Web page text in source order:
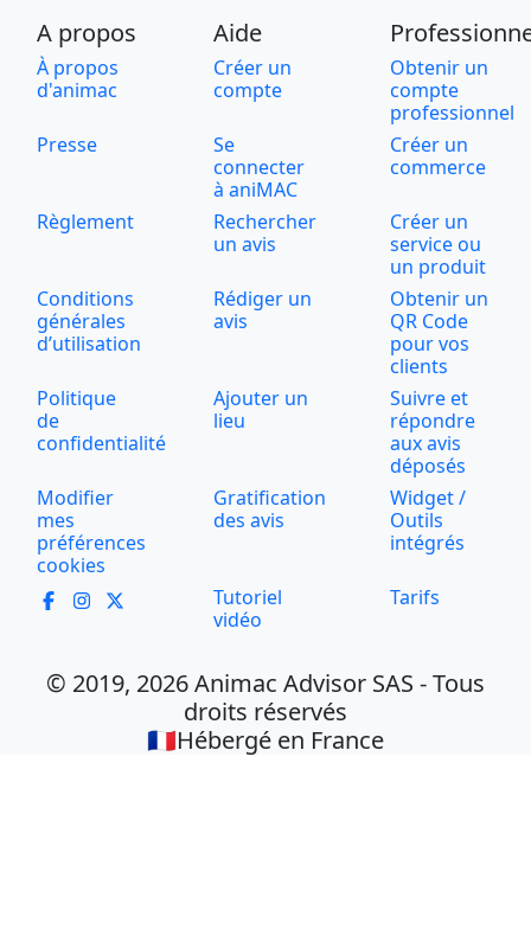
A propos Aide
À propos
d'animac
Créer un
compte
Obtenir un
compte
professionnel
Presse
Se
connecter
à aniMAC
Créer un
commerce
Règlement
Rechercher
un avis
Créer un
service ou
un produit
Conditions
générales
d’utilisation
Rédiger un
avis
Obtenir un
QR Code
pour vos
clients
Politique
de
confidentialité
Ajouter un
lieu
Suivre et
répondre
aux avis
déposés
Modifier
mes
préférences
cookies
Gratification
des avis
Widget /
Outils
intégrés
Tutoriel
vidéo
Tarifs
© 2019, 2026 Animac Advisor SAS - Tous
droits réservés
🇫🇷Hébergé en France